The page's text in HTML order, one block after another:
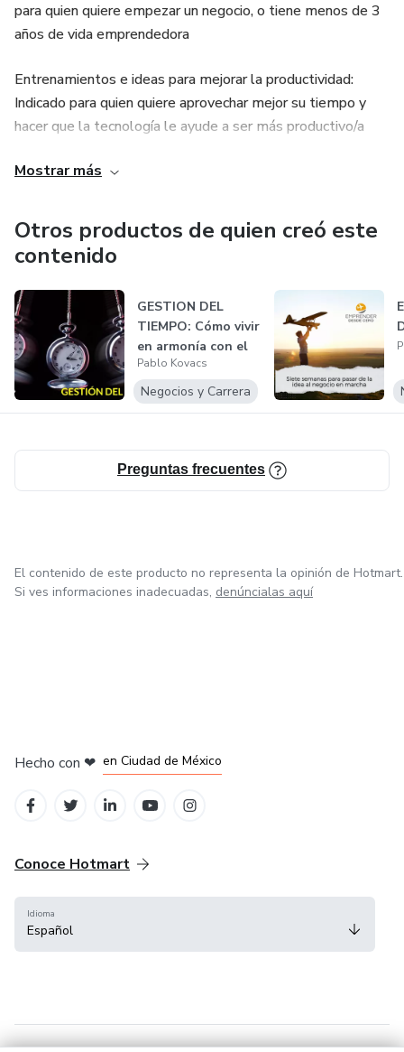
para quien quiere empezar un negocio, o tiene menos de 3
años de vida emprendedora
Entrenamientos e ideas para mejorar la productividad:
Indicado para quien quiere aprovechar mejor su tiempo y
hacer que la tecnología le ayude a ser más productivo/a
Entrenamientos y consultoría para desarrollo comercial:
vender más.
podes ver más en www.productividadhoy.com o seguinos
en redes sociales.
Mostrar más
Otros productos de quien creó este
contenido
GESTION DEL
TIEMPO: Cómo vivir
en armonía con el
reloj
Pablo Kovacs
Negocios y Carrera
Preguntas frecuentes
El contenido de este producto no representa la opinión de Hotmart.
Si ves informaciones inadecuadas, denúncialas aquí
Hecho con ❤ en Ciudad de México
Conoce Hotmart
Idioma
Español